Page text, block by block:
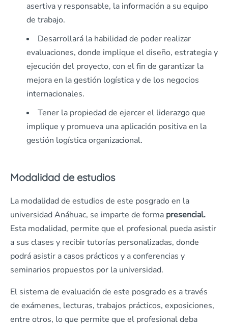
asertiva y responsable, la información a su equipo
de trabajo.
Desarrollará la habilidad de poder realizar
evaluaciones, donde implique el diseño, estrategia y
ejecución del proyecto, con el fin de garantizar la
mejora en la gestión logística y de los negocios
internacionales.
Tener la propiedad de ejercer el liderazgo que
implique y promueva una aplicación positiva en la
gestión logística organizacional.
Modalidad de estudios
La modalidad de estudios de este posgrado en la
universidad Anáhuac, se imparte de forma presencial.
Esta modalidad, permite que el profesional pueda asistir
a sus clases y recibir tutorías personalizadas, donde
podrá asistir a casos prácticos y a conferencias y
seminarios propuestos por la universidad.
El sistema de evaluación de este posgrado es a través
de exámenes, lecturas, trabajos prácticos, exposiciones,
entre otros, lo que permite que el profesional deba